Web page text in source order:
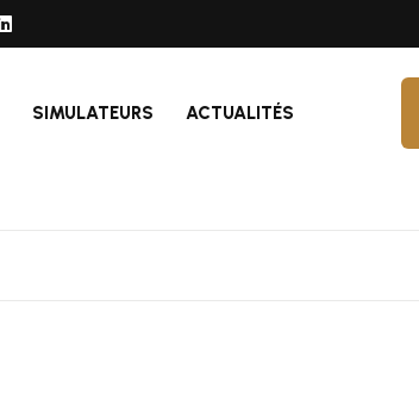
SIMULATEURS ACTUALITÉS